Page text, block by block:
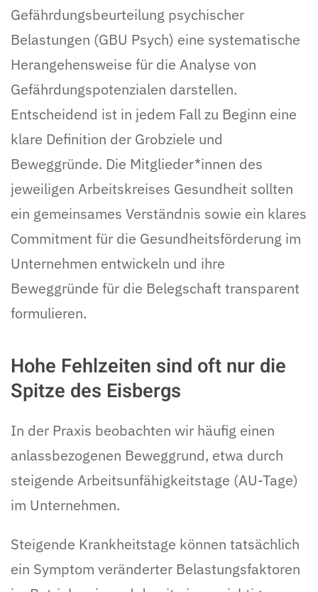
Gefährdungsbeurteilung psychischer
Belastungen (GBU Psych) eine systematische
Herangehensweise für die Analyse von
Gefährdungspotenzialen darstellen.
Entscheidend ist in jedem Fall zu Beginn eine
klare Definition der Grobziele und
Beweggründe. Die Mitglieder*innen des
jeweiligen Arbeitskreises Gesundheit sollten
ein gemeinsames Verständnis sowie ein klares
Commitment für die Gesundheitsförderung im
Unternehmen entwickeln und ihre
Beweggründe für die Belegschaft transparent
formulieren.
Hohe Fehlzeiten sind oft nur die
Spitze des Eisbergs
In der Praxis beobachten wir häufig einen
anlassbezogenen Beweggrund, etwa durch
steigende Arbeitsunfähigkeitstage (AU-Tage)
im Unternehmen.
Steigende Krankheitstage können tatsächlich
ein Symptom veränderter Belastungsfaktoren